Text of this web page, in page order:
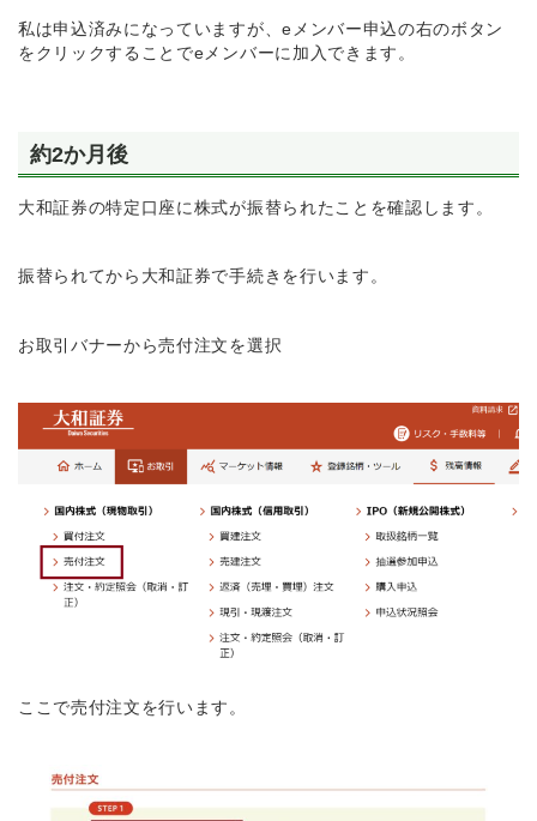
私は申込済みになっていますが、eメンバー申込の右のボタン
をクリックすることでeメンバーに加入できます。
約2か月後
大和証券の特定口座に株式が振替られたことを確認します。
振替られてから大和証券で手続きを行います。
お取引バナーから売付注文を選択
ここで売付注文を行います。